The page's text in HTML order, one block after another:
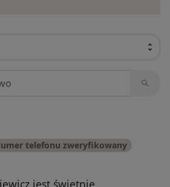
telefonu zweryfikowany
jest świetnie